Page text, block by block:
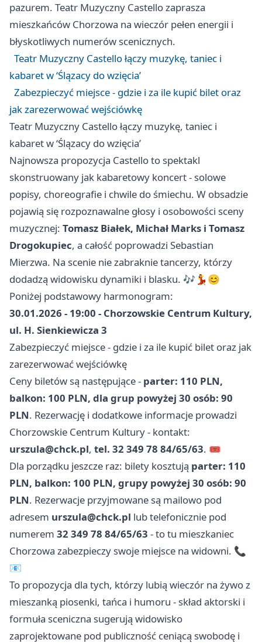
pazurem. Teatr Muzyczny Castello zaprasza
mieszkańców Chorzowa na wieczór pełen energii i
błyskotliwych numerów scenicznych.
Teatr Muzyczny Castello łączy muzykę, taniec i
kabaret w ‘Ślązacy do wzięcia’
Zabezpieczyć miejsce - gdzie i za ile kupić bilet oraz
jak zarezerwować wejściówkę
Teatr Muzyczny Castello łączy muzykę, taniec i
kabaret w ‘Ślązacy do wzięcia’
Najnowsza propozycja Castello to spektakl
skonstruowany jak kabaretowy koncert - solowe
popisy, choreografie i chwile do śmiechu. W obsadzie
pojawią się rozpoznawalne głosy i osobowości sceny
muzycznej: Tomasz Białek, Michał Marks i Tomasz
Drogokupiec, a całość poprowadzi Sebastian
Mierzwa. Na scenie nie zabraknie tancerzy, którzy
dodadzą widowisku dynamiki i blasku. 🎶💃😊
Poniżej podstawowy harmonogram:
30.01.2026 - 19:00 - Chorzowskie Centrum Kultury,
ul. H. Sienkiewicza 3
Zabezpieczyć miejsce - gdzie i za ile kupić bilet oraz jak
zarezerwować wejściówkę
Ceny biletów są następujące - parter: 110 PLN,
balkon: 100 PLN, dla grup powyżej 30 osób: 90
PLN. Rezerwację i dodatkowe informacje prowadzi
Chorzowskie Centrum Kultury - kontakt:
urszula@chck.pl, tel. 32 349 78 84/65/63. 🎟️
Dla porządku jeszcze raz: bilety kosztują parter: 110
PLN, balkon: 100 PLN, grupy powyżej 30 osób: 90
PLN. Rezerwacje przyjmowane są mailowo pod
adresem urszula@chck.pl lub telefonicznie pod
numerem 32 349 78 84/65/63 - to tu mieszkaniec
Chorzowa zabezpieczy swoje miejsce na widowni. 📞
📧
To propozycja dla tych, którzy lubią wieczór na żywo z
mieszanką piosenki, tańca i humoru - skład aktorski i
formuła sceniczna sugerują widowisko
zaprojektowane pod publiczność ceniącą swobodę i